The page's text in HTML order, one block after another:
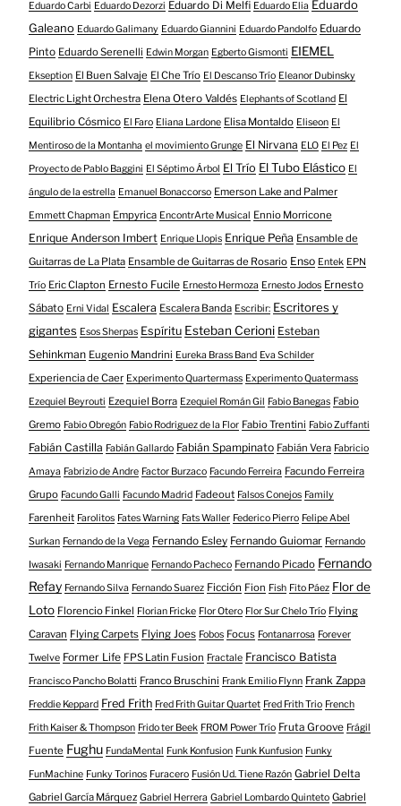
Eduardo Carbi Eduardo Dezorzi Eduardo Di Melfi Eduardo Elia Eduardo
Galeano Eduardo Galimany Eduardo Giannini Eduardo Pandolfo Eduardo
Pinto Eduardo Serenelli Edwin Morgan Egberto Gismonti EIEMEL
Ekseption El Buen Salvaje El Che Trío El Descanso Trío Eleanor Dubinsky
Electric Light Orchestra Elena Otero Valdés Elephants of Scotland El
Equilibrio Cósmico El Faro Eliana Lardone Elisa Montaldo Eliseon El
Mentiroso de la Montanha el movimiento Grunge El Nirvana ELO El Pez El
Proyecto de Pablo Baggini El Séptimo Árbol El Trío El Tubo Elástico El
ángulo de la estrella Emanuel Bonaccorso Emerson Lake and Palmer
Emmett Chapman Empyrica EncontrArte Musical Ennio Morricone
Enrique Anderson Imbert Enrique Llopis Enrique Peña Ensamble de
Guitarras de La Plata Ensamble de Guitarras de Rosario Enso Entek EPN
Trío Eric Clapton Ernesto Fucile Ernesto Hermoza Ernesto Jodos Ernesto
Sábato Erni Vidal Escalera Escalera Banda Escribir: Escritores y
gigantes Esos Sherpas Espíritu Esteban Cerioni Esteban
Sehinkman Eugenio Mandrini Eureka Brass Band Eva Schilder
Experiencia de Caer Experimento Quartermass Experimento Quatermass
Ezequiel Beyrouti Ezequiel Borra Ezequiel Román Gil Fabio Banegas Fabio
Gremo Fabio Obregón Fabio Rodriguez de la Flor Fabio Trentini Fabio Zuffanti
Fabián Castilla Fabián Gallardo Fabián Spampinato Fabián Vera Fabricio
Amaya Fabrizio de Andre Factor Burzaco Facundo Ferreira Facundo Ferreira
Grupo Facundo Galli Facundo Madrid Fadeout Falsos Conejos Family
Farenheit Farolitos Fates Warning Fats Waller Federico Pierro Felipe Abel
Surkan Fernando de la Vega Fernando Esley Fernando Guiomar Fernando
Iwasaki Fernando Manrique Fernando Pacheco Fernando Picado Fernando
Refay Fernando Silva Fernando Suarez Ficción Fion Fish Fito Páez Flor de
Loto Florencio Finkel Florian Fricke Flor Otero Flor Sur Chelo Trío Flying
Caravan Flying Carpets Flying Joes Fobos Focus Fontanarrosa Forever
Twelve Former Life FPS Latin Fusion Fractale Francisco Batista
Francisco Pancho Bolatti Franco Bruschini Frank Emilio Flynn Frank Zappa
Freddie Keppard Fred Frith Fred Frith Guitar Quartet Fred Frith Trio French
Frith Kaiser & Thompson Frido ter Beek FROM Power Trío Fruta Groove Frágil
Fuente Fughu FundaMental Funk Konfusion Funk Kunfusion Funky
FunMachine Funky Torinos Furacero Fusión Ud. Tiene Razón Gabriel Delta
Gabriel García Márquez Gabriel Herrera Gabriel Lombardo Quinteto Gabriel